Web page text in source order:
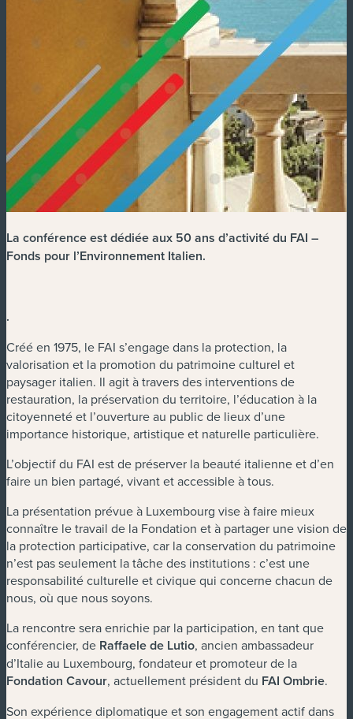
La conférence est dédiée aux 50 ans d’activité du FAI –
Fonds pour l’Environnement Italien.
.
Créé en 1975, le FAI s’engage dans la protection, la
valorisation et la promotion du patrimoine culturel et
paysager italien. Il agit à travers des interventions de
restauration, la préservation du territoire, l’éducation à la
citoyenneté et l’ouverture au public de lieux d’une
importance historique, artistique et naturelle particulière.
L’objectif du FAI est de préserver la beauté italienne et d’en
faire un bien partagé, vivant et accessible à tous.
La présentation prévue à Luxembourg vise à faire mieux
connaître le travail de la Fondation et à partager une vision de
la protection participative, car la conservation du patrimoine
n’est pas seulement la tâche des institutions : c’est une
responsabilité culturelle et civique qui concerne chacun de
nous, où que nous soyons.
La rencontre sera enrichie par la participation, en tant que
conférencier, de Raffaele de Lutio, ancien ambassadeur
d’Italie au Luxembourg, fondateur et promoteur de la
Fondation Cavour, actuellement président du FAI Ombrie.
Son expérience diplomatique et son engagement actif dans